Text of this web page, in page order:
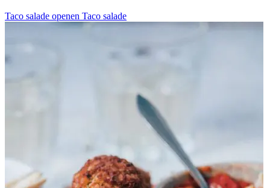
Taco salade openen Taco salade